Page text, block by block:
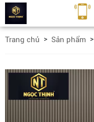
Trang chủ Sản phẩm